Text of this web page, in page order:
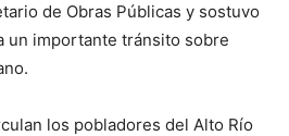
de Obras Públicas y sostuvo
un importante tránsito sobre
los pobladores del Alto Río